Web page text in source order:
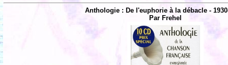
Anthologie : De l'euphorie à la débacle -
Par Frehel